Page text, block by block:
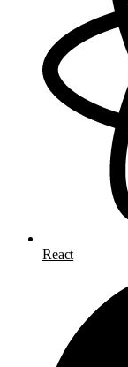
React